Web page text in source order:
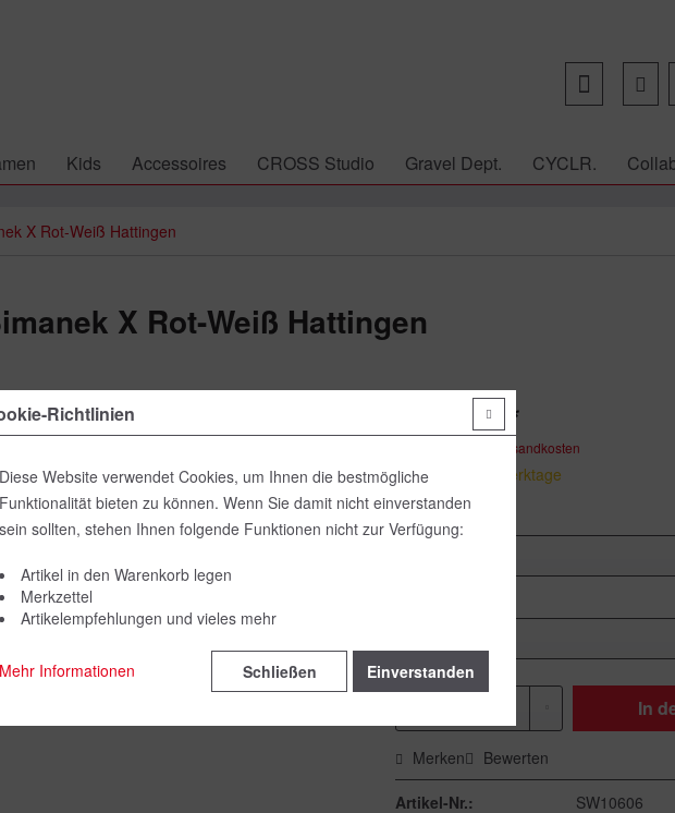
Kids Accessoires CROSS Studio Gravel Dept. CYCLR.
X Rot-Weiß Hattingen
X Rot-Weiß Hattingen
49,00 € *
zzgl. Versandkosten
Lieferzeit 5 Werktage
Farbe:
In
Merken Bewerten
Artikel-Nr.: SW10606
Richtlinien
Diese Website verwendet Cookies, um Ihnen die bestmögliche
Funktionalität bieten zu können. Wenn Sie damit nicht einverstanden
sein sollten, stehen Ihnen folgende Funktionen nicht zur Verfügung:
Artikel in den Warenkorb legen
Merkzettel
Artikelempfehlungen und vieles mehr
Mehr Informationen Einverstanden
Schließen